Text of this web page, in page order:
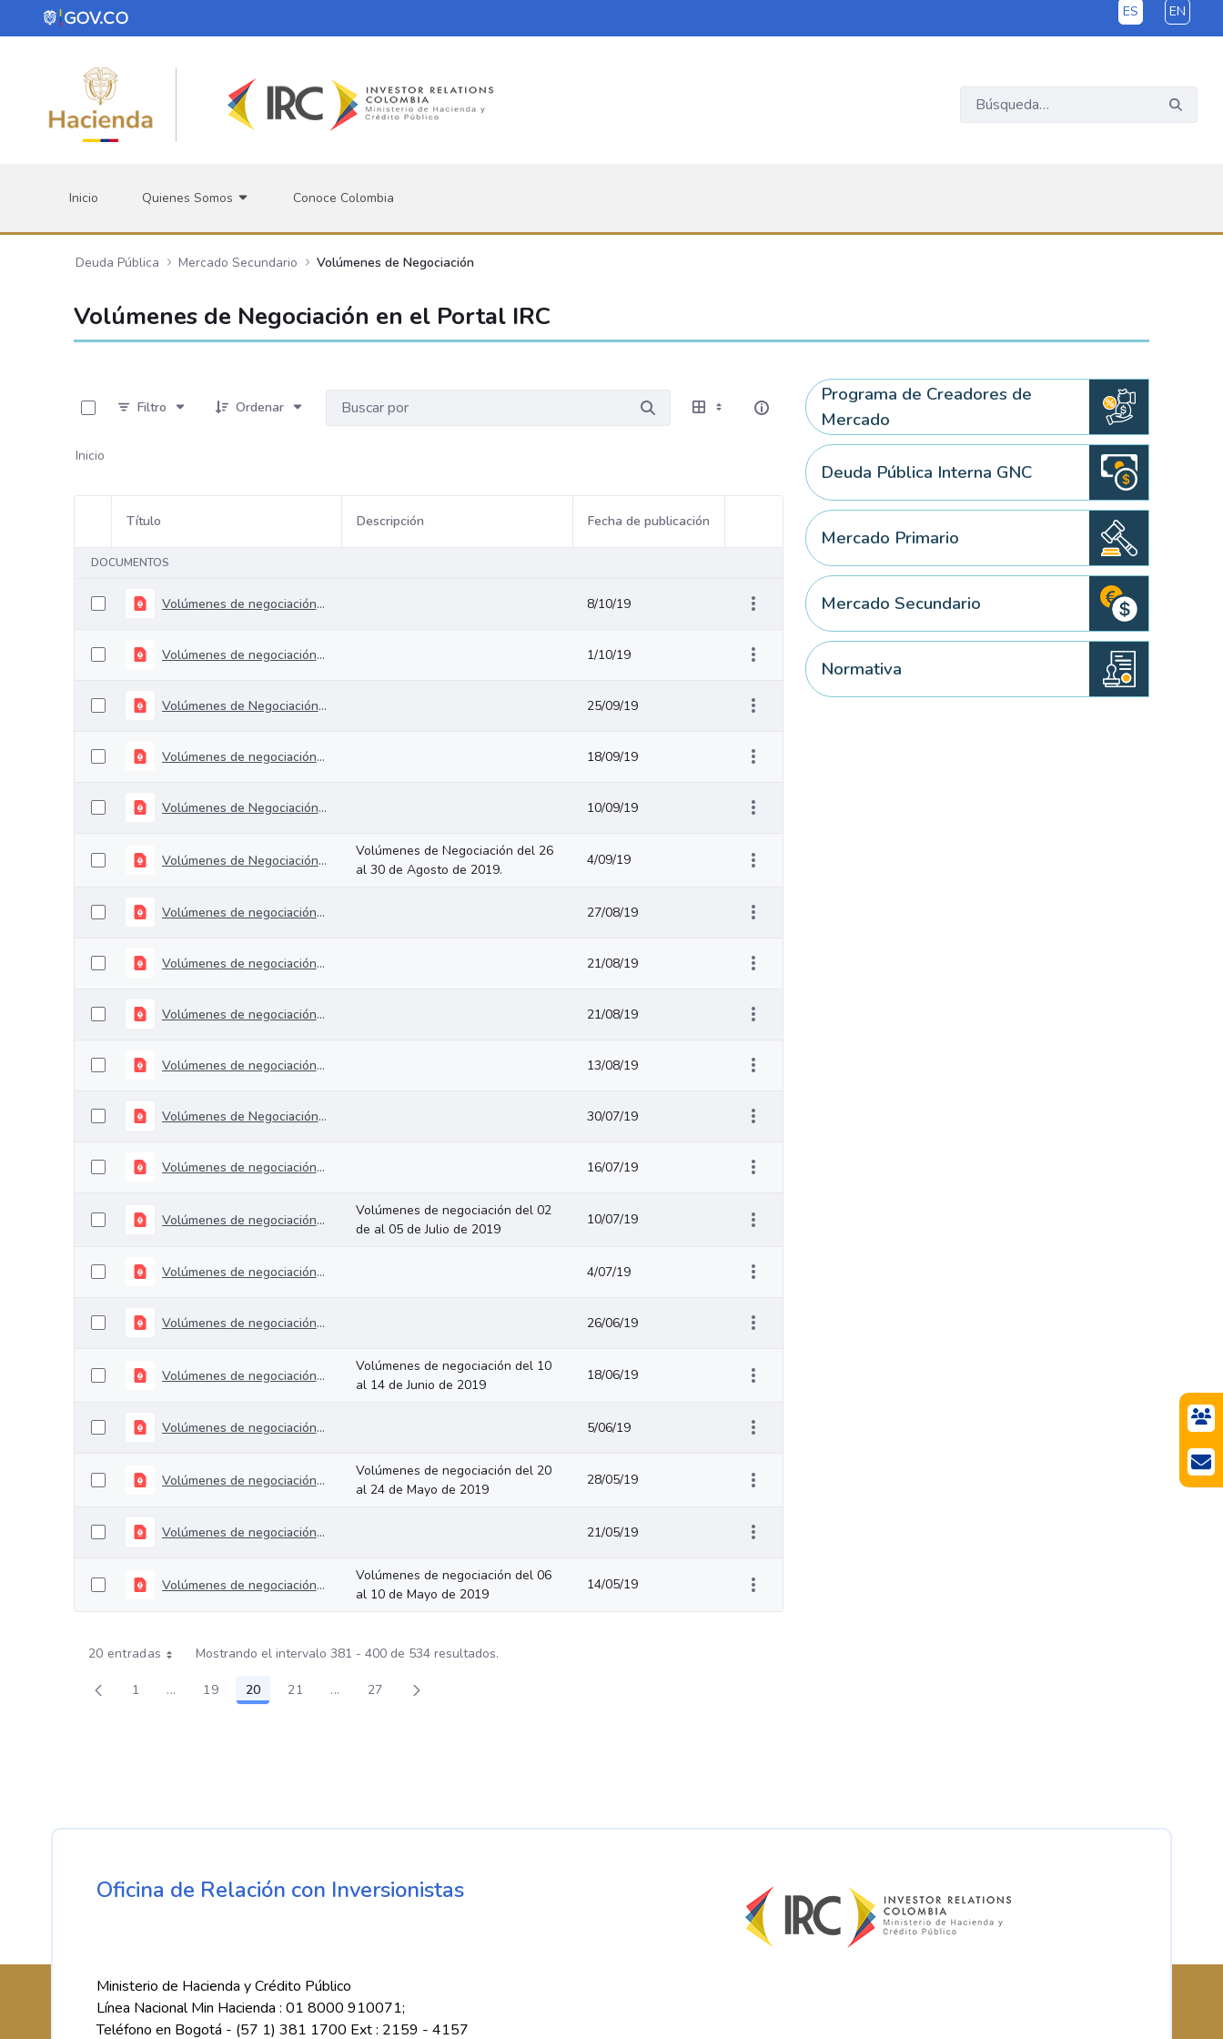
Saltar al contenido principal ES EN
Inicio Quienes Somos Conoce Colombia
Deuda Pública Mercado Secundario Volúmenes de Negociación
Volúmenes de Negociación en el Portal IRC
Filtro
Ordenar
Inicio
Selección del elemento
Título Descripción Fecha de publicación
Acciones del elemento
DOCUMENTOS
Volúmenes de negociación del 30 de Septiembre al 4 de Octubre de 2019. 8/10/19
Volúmenes de negociación del 23 al 27 de Septiembre de 2019. 1/10/19
Volúmenes de Negociación del 16 al 20 de Septiembre de 2019. 25/09/19
Volúmenes de negociación del 09 al 13 de Septiembre de 2019. 18/09/19
Volúmenes de Negociación del 02 al 06 de Septiembre de 2019. 10/09/19
Volúmenes de Negociación del 26 al 30 de Agosto de 2019.
Volúmenes de Negociación del 26
al 30 de Agosto de 2019.
4/09/19
Volúmenes de negociación del 20 al 23 de Agosto de 2019 27/08/19
Volúmenes de negociación del 12 al 16 de agosto 21/08/19
Volúmenes de negociación del 29 de Julio al 02 de agosto 21/08/19
Volúmenes de negociación del 05 de al 09 de Agosto de 2019 13/08/19
Volúmenes de Negociación del 22 al 26 de Julio de 2019 30/07/19
Volúmenes de negociación del 08 al 12 de Julio de 2019 16/07/19
Volúmenes de negociación del 02 de al 05 de Julio de 2019
Volúmenes de negociación del 02
de al 05 de Julio de 2019
10/07/19
Volúmenes de negociación del 25 de al 28 de Junio de 2019 4/07/19
Volúmenes de negociación del 14 de al 21 de Junio de 2019 26/06/19
Volúmenes de negociación del 10 al 14 de Junio de 2019
Volúmenes de negociación del 10
al 14 de Junio de 2019
18/06/19
Volúmenes de negociación del 27 al 31 de Mayo de 2019 5/06/19
Volúmenes de negociación del 20 al 24 de Mayo de 2019
Volúmenes de negociación del 20
al 24 de Mayo de 2019
28/05/19
Volúmenes de negociación del 13 al 17 de Mayo de 2019 21/05/19
Volúmenes de negociación del 06 al 10 de Mayo de 2019
Volúmenes de negociación del 06
al 10 de Mayo de 2019
14/05/19
20 entradas Mostrando el intervalo 381 - 400 de 534 resultados.
Página
1 ...Páginas intermedias Use TAB para desplazarse.
Página
19 Página
20 Página
21 ...Páginas intermedias Use TAB para desplazarse.
Página
27
Programa de Creadores de
Mercado
Deuda Pública Interna GNC
Mercado Primario
Mercado Secundario
Normativa
Oficina de Relación con Inversionistas
Ministerio de Hacienda y Crédito Público
Línea Nacional Min Hacienda : 01 8000 910071;
Teléfono en Bogotá - (57 1) 381 1700 Ext : 2159 - 4157